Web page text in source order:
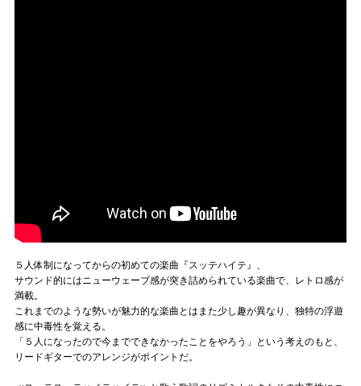
５人体制になってからの初めての楽曲『スッテハイテ』、
サウンド的にはニューウェーブ感が突き詰められている楽曲で、レトロ感が
満載。
これまでのような勢いが魅力的な楽曲とはまた少し趣が異なり、独特の浮遊
感に中毒性を覚える。
「５人になったので今までできなかったことをやろう」という考えのもと、
リードギターでのアレンジがポイントだ。